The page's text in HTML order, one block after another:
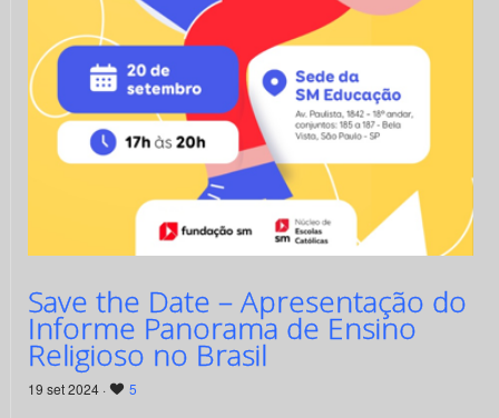
Save the Date – Apresentação do
Informe Panorama de Ensino
Religioso no Brasil
19 set 2024 · 5